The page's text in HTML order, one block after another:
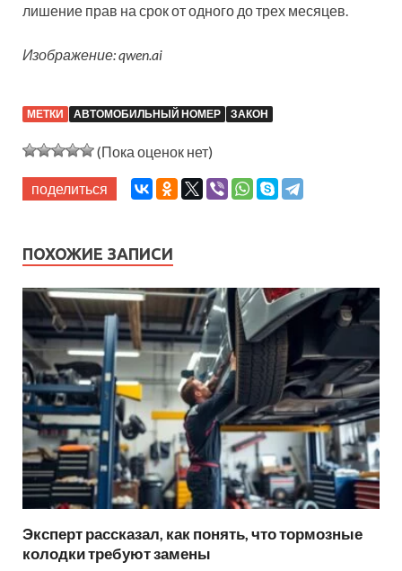
лишение прав на срок от одного до трех месяцев.
Изображение: qwen.ai
МЕТКИ АВТОМОБИЛЬНЫЙ НОМЕР ЗАКОН
(Пока оценок нет)
поделиться
ПОХОЖИЕ ЗАПИСИ
Эксперт рассказал, как понять, что тормозные
колодки требуют замены